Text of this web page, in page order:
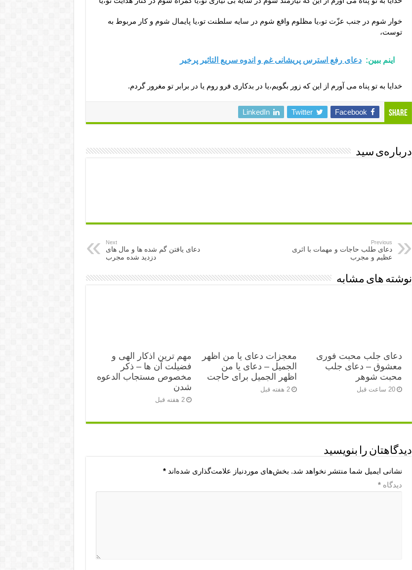
خوار شوم در جنب عزّت تو،يا مظلوم واقع شوم در سايه سلطنت تو،يا پايمال شوم و كار مربوط به
توست،
اینم ببین: دعای رفع استرس پریشانی غم و اندوه سریع التاثیر پرخیر
خدايا به تو پناه مى‏ آورم از اين كه زور بگويم،يا در بدكارى فرو روم يا در برابر تو مغرور گردم.
Share
Facebook
Twitter
LinkedIn
درباره‌ی سید
Previous
دعای طلب حاجات و مهمات با اثری
عظیم و مجرب
Next
دعای یافتن گم شده ها و مال های
دزدید شده مجرب
نوشته های مشابه
دعای جلب محبت فوری
معشوق – دعای جلب
محبت شوهر
20 ساعت قبل
معجزات دعای یا من اظهر
الجمیل – دعای یا من
اظهر الجمیل برای حاجت
2 هفته قبل
مهم ترین اذکار الهی و
فضیلت آن ها – ذکر
مخصوص مستجاب الدعوه
شدن
2 هفته قبل
دیدگاهتان را بنویسید
نشانی ایمیل شما منتشر نخواهد شد. بخش‌های موردنیاز علامت‌گذاری شده‌اند*
دیدگاه*